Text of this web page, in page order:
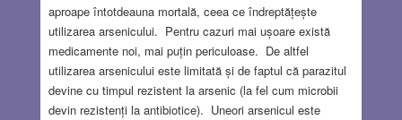
aproape întotdeauna mortală, ceea ce îndreptățește
utilizarea arsenicului. Pentru cazuri mai ușoare există
medicamente noi, mai puțin periculoase. De altfel
utilizarea arsenicului este limitată și de faptul că parazitul
devine cu timpul rezistent la arsenic (la fel cum microbii
devin rezistenți la antibiotice). Uneori arsenicul este